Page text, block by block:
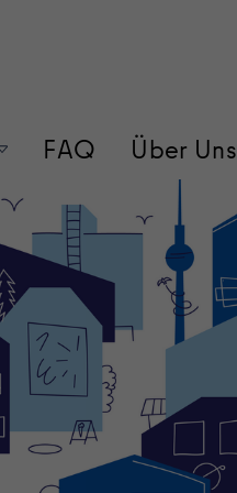
"Veranstaltungen"
FAQ Über Uns